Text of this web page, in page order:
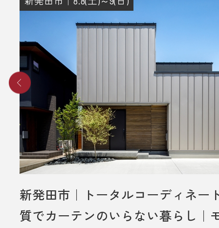
■ その他、プレゼントに関する注意
み対象とさせていだきます。
・これから住宅の建築やリフォーム
事をご検討されているお客様のみ対
ていただきます。
・プレゼントは、1名様（1家族様）1
させていただきます。
・過去に資料請求などでプレゼント
ただいた方は対象外とさせていただ
・未成年者様のみのご来場は対象外
いただきます。
・弊社のアンケートにご協力してい
新発田市｜トータルコーディネー
質でカーテンのいらない暮らし｜